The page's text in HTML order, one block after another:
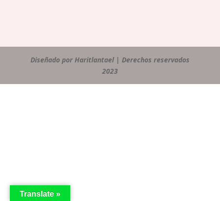
Diseñado por Haritlantael | Derechos reservados
2023
Translate »